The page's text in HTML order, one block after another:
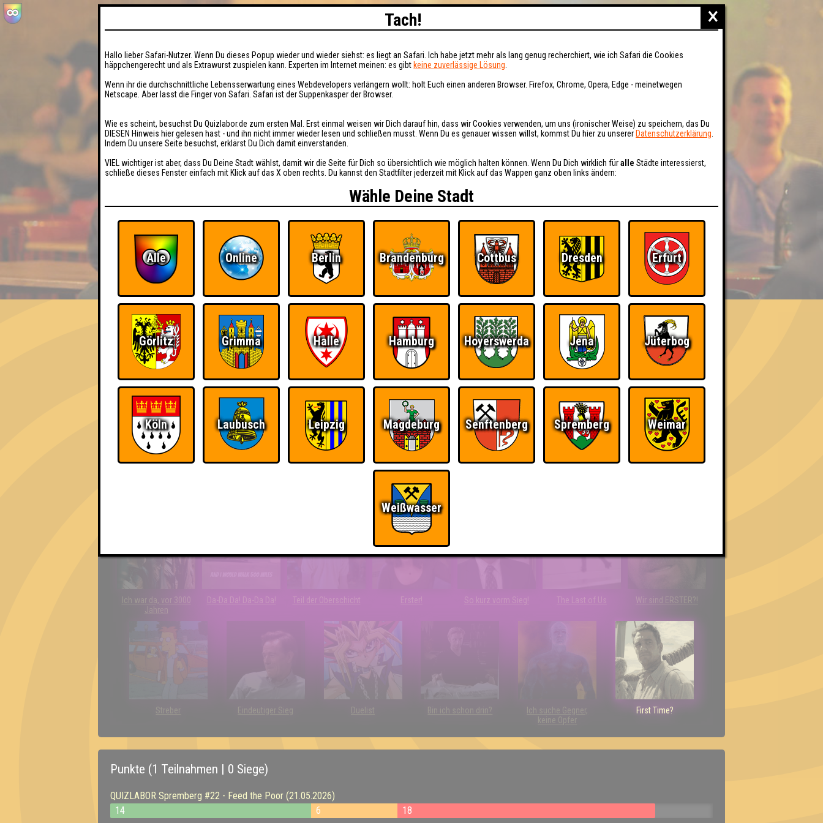
EVENTS HIGHSCORE RESERVIERUNG BUCHEN FAQ ÜBER UNS
Ein Senior
Errungenschaften
Kleiner Hinweis: bei uns sind Teams, die in einem Stechen verlieren, trotzdem auf dem 1. Platz - den haben sie sich schließlich verdient! Entsprechend gibt es
für diese auch Errungenschaften für den 1. Platz.
Quizveteran
Ich war da, vor 3000
Jahren
Da-Da Da! Da-Da Da! Teil der Oberschicht Erster! So kurz vorm Sieg! The Last of Us Wir sind ERSTER?!
Streber Eindeutiger Sieg Duelist Bin ich schon drin?
Ich suche Gegner,
keine Opfer
First Time?
Punkte (1 Teilnahmen | 0 Siege)
QUIZLABOR Spremberg #22 - Feed the Poor (21.05.2026)
14
6 18
×
Tach!
Hallo lieber Safari-Nutzer. Wenn Du dieses Popup wieder und wieder siehst: es liegt an Safari. Ich habe jetzt mehr als lang genug recherchiert, wie ich Safari die Cookies
häppchengerecht und als Extrawurst zuspielen kann. Experten im Internet meinen: es gibt keine zuverlässige Lösung
Wenn ihr die durchschnittliche Lebensserwartung eines Webdevelopers verlängern wollt: holt Euch einen anderen Browser. Firefox, Chrome, Opera, Edge - meinetwegen
Netscape. Aber lasst die Finger von Safari. Safari ist der Suppenkasper der Browser.
Wie es scheint, besuchst Du Quizlabor.de zum ersten Mal. Erst einmal weisen wir Dich darauf hin, dass wir Cookies verwenden, um uns (ironischer Weise) zu speichern, das Du
DIESEN Hinweis hier gelesen hast - und ihn nicht immer wieder lesen und schließen musst. Wenn Du es genauer wissen willst, kommst Du hier zu unserer Datenschutzerklärung
Indem Du unsere Seite besuchst, erklärst Du Dich damit einverstanden.
VIEL wichtiger ist aber, dass Du Deine Stadt wählst, damit wir die Seite für Dich so übersichtlich wie möglich halten können. Wenn Du Dich wirklich füralle Städte interessierst,
schließe dieses Fenster einfach mit Klick auf das X oben rechts. Du kannst den Stadtfilter jederzeit mit Klick auf das Wappen ganz oben links ändern:
Wähle Deine Stadt
Alle Online Berlin Brandenburg Cottbus Dresden Erfurt
Görlitz Grimma Halle Hamburg Hoyerswerda Jena Jüterbog
Köln Laubusch Leipzig Magdeburg Senftenberg Spremberg Weimar
Weißwasser